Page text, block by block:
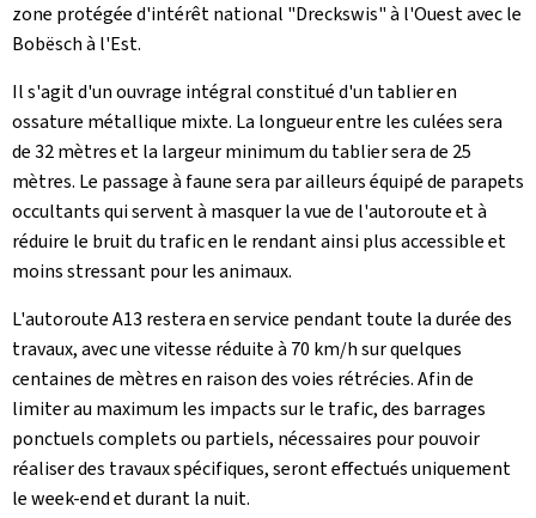
zone protégée d'intérêt national "Dreckswis" à l'Ouest avec le
Bobëschà l'Est.
Il s'agit d'un ouvrage intégral constitué d'un tablier en
ossature métallique mixte. La longueur entre les culées sera
de 32 mètres et la largeur minimum du tablier sera de 25
mètres. Le passage à faune sera par ailleurs équipé de parapets
occultants qui servent à masquer la vue de l'autoroute et à
réduire le bruit du trafic en le rendant ainsi plus accessible et
moins stressant pour les animaux.
L'autoroute A13 restera en service pendant toute la durée des
travaux, avec une vitesse réduite à 70 km/h sur quelques
centaines de mètres en raison des voies rétrécies. Afin de
limiter au maximum les impacts sur le trafic, des barrages
ponctuels complets ou partiels, nécessaires pour pouvoir
réaliser des travaux spécifiques, seront effectués uniquement
le week-end et durant la nuit.